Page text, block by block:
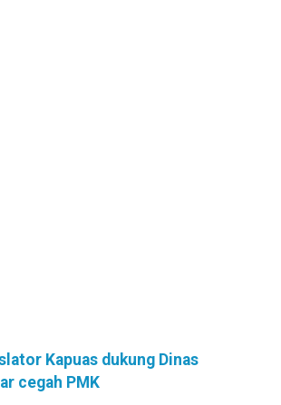
Kapuas dukung Dinas
cegah PMK